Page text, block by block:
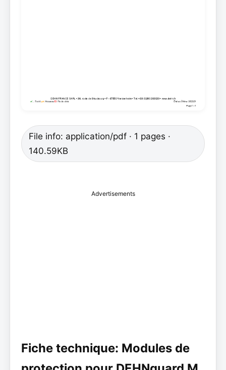
File info: application/pdf · 1 pages ·
140.59KB
Advertisements
Fiche technique: Modules de